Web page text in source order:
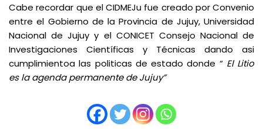
Cabe recordar que el CIDMEJu fue creado por Convenio
entre el Gobierno de la Provincia de Jujuy, Universidad
Nacional de Jujuy y el CONICET Consejo Nacional de
Investigaciones Científicas y Técnicas dando asi
cumplimientoa las politicas de estado donde “ El Litio
es la agenda permanente de Jujuy”